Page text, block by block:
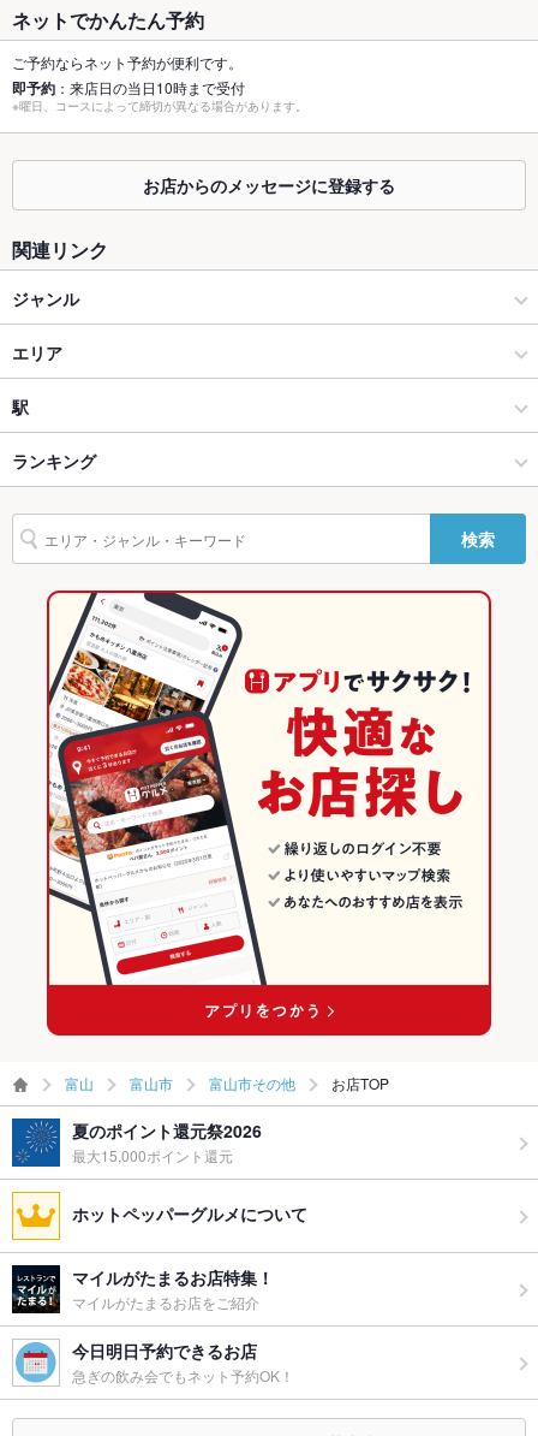
最大宴会収
容人数
12人
個室 なし
座敷 なし
なし
テラス席 なし
貸切 貸切不可
設備
Wi-Fi
バリアフリ
ー
なし
その他設備 －
その他
飲み放題 なし
食べ放題 なし
お子様連れ お子様連れOK ：小学生可
ウェディン
グパーティ
ー二次会
－
可
－
ネットでかんたん予約
ご予約ならネット予約が便利です。
即予約 ：来店日の当日10時まで受付
※曜日、コースによって締切が異なる場合があります。
お店からのメッセージに登録する
関連リンク
ジャンル
イタリアン・フレンチ
イタリアン
富山市 × イタリアン・フレンチ
富山市 × イタリアン
小泉町駅 × イタリアン・フレンチ
小泉町駅 × イタリアン
エリア
富山市その他
富山市その他 × イタリアン・フレンチ
富山市その他 × イタリアン
富山
富山 × イタリアン・フレンチ
富山 × イタリアン
駅
小泉町駅
ランキング
富山のグルメランキング
富山のイタリアン・フレンチランキング
富山のイタリアンランキング
富山市のグルメランキング
富山市のイタリアン・フレンチランキング
富山市のイタリアンランキング
富山市その他のグルメランキング
富山市その他のイタリアン・フレンチランキング
富山市その他のイタリアンランキング
検索
富山 富山市 富山市その他 お店TOP
夏のポイント還元祭2026
最大15,000ポイント還元
ホットペッパーグルメについて
マイルがたまるお店特集！
マイルがたまるお店をご紹介
今日明日予約できるお店
急ぎの飲み会でもネット予約OK！